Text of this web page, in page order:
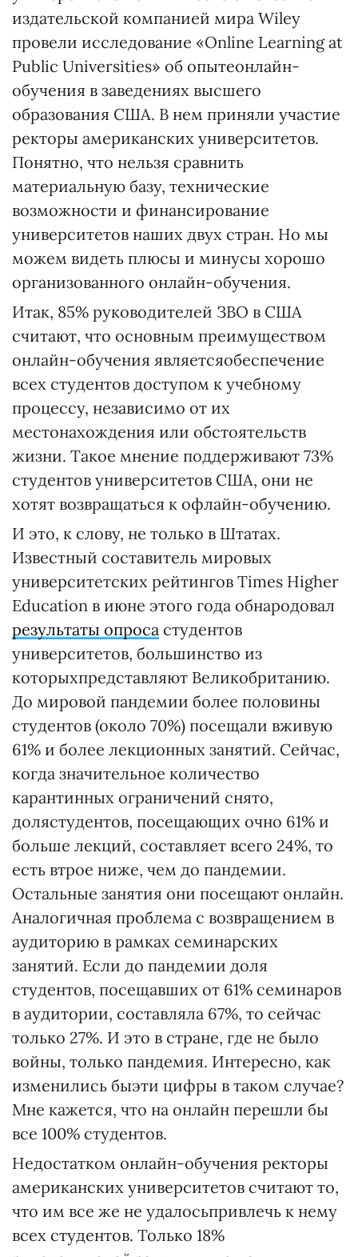
издательской компанией мира Wiley
провели исследование «Online Learning at
Public Universities» об опытеонлайн-
обучения в заведениях высшего
образования США. В нем приняли участие
ректоры американских университетов.
Понятно, что нельзя сравнить
материальную базу, технические
возможности и финансирование
университетов наших двух стран. Но мы
можем видеть плюсы и минусы хорошо
организованного онлайн-обучения.
Итак, 85% руководителей ЗВО в США
считают, что основным преимуществом
онлайн-обучения являетсяобеспечение
всех студентов доступом к учебному
процессу, независимо от их
местонахождения или обстоятельств
жизни. Такое мнение поддерживают 73%
студентов университетов США, они не
хотят возвращаться к офлайн-обучению.
И это, к слову, не только в Штатах.
Известный составитель мировых
университетских рейтингов Times Higher
Education в июне этого года обнародовал
результаты опроса студентов
университетов, большинство из
которыхпредставляют Великобританию.
До мировой пандемии более половины
студентов (около 70%) посещали вживую
61% и более лекционных занятий. Сейчас,
когда значительное количество
карантинных ограничений снято,
долястудентов, посещающих очно 61% и
больше лекций, составляет всего 24%, то
есть втрое ниже, чем до пандемии.
Остальные занятия они посещают онлайн.
Аналогичная проблема с возвращением в
аудиторию в рамках семинарских
занятий. Если до пандемии доля
студентов, посещавших от 61% семинаров
в аудитории, составляла 67%, то сейчас
только 27%. И это в стране, где не было
войны, только пандемия. Интересно, как
изменились быэти цифры в таком случае?
Мне кажется, что на онлайн перешли бы
все 100% студентов.
Недостатком онлайн-обучения ректоры
американских университетов считают то,
что им все же не удалосьпривлечь к нему
всех студентов. Только 18%